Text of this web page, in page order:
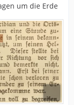
um die Erde